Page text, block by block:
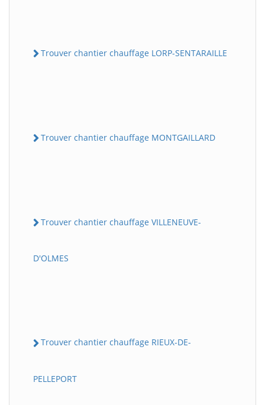
Trouver chantier chauffage LORP-SENTARAILLE
Trouver chantier chauffage MONTGAILLARD
Trouver chantier chauffage VILLENEUVE-
D'OLMES
Trouver chantier chauffage RIEUX-DE-
PELLEPORT